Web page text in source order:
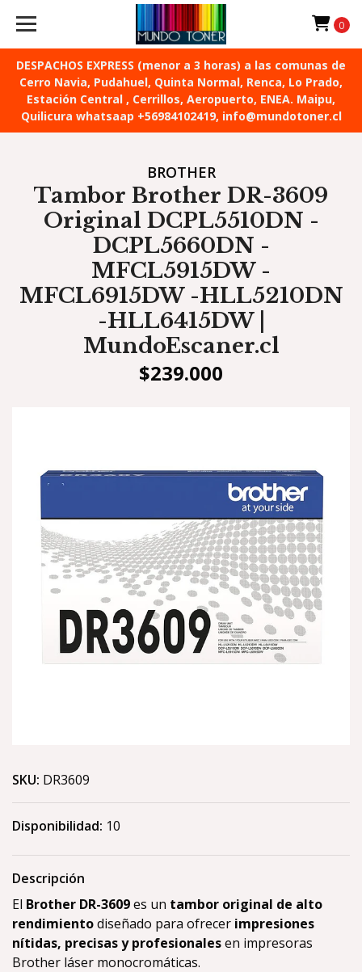
DESPACHOS EXPRESS (menor a 3 horas) a las comunas de
Cerro Navia, Pudahuel, Quinta Normal, Renca, Lo Prado,
Estación Central , Cerrillos, Aeropuerto, ENEA. Maipu,
Quilicura whatsaap +56984102419, info@mundotoner.cl
0
BROTHER
Tambor Brother DR-3609
Original DCPL5510DN -
DCPL5660DN -
MFCL5915DW -
MFCL6915DW -HLL5210DN
-HLL6415DW |
MundoEscaner.cl
$239.000
SKU: DR3609
Disponibilidad: 10
Descripción
El Brother DR-3609es un tambor original de alto
rendimientodiseñado para ofrecer impresiones
nítidas, precisas y profesionalesen impresoras
Brother láser monocromáticas.